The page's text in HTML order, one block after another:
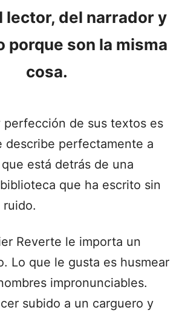
lector, del narrador y
porque son la misma
cosa.
perfección de sus textos es
describe perfectamente a
está detrás de una
que ha escrito sin
ruido.
Reverte le importa un
Lo que le gusta es husmear
impronunciables.
subido a un carguero y